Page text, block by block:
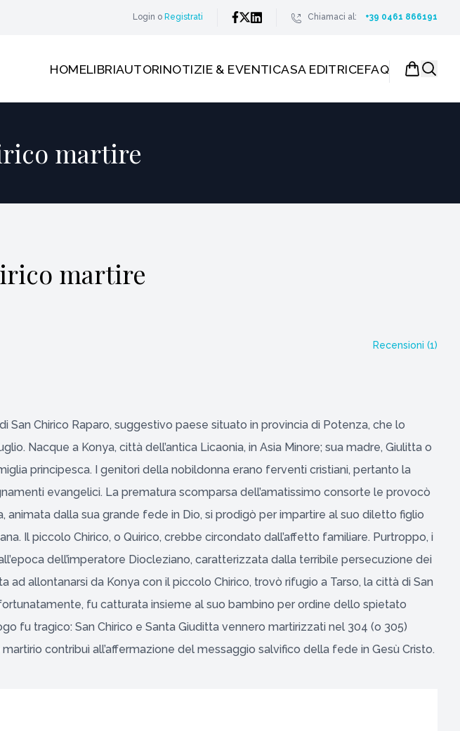
Login o Registrati Chiamaci al: +39 0461 866191
HOMELIBRIAUTORINOTIZIE & EVENTICASA EDITRICEFAQ
martire
martire
Recensioni (1)
San Chirico Raparo, suggestivo paese situato in provincia di Potenza, che lo
Nacque a Konya, città dell’antica Licaonia, in Asia Minore; sua madre, Giulitta o
principesca. I genitori della nobildonna erano ferventi cristiani, pertanto la
evangelici. La prematura scomparsa dell’amatissimo consorte le provocò
animata dalla sua grande fede in Dio, si prodigò per impartire al suo diletto figlio
Il piccolo Chirico, o Quirico, crebbe circondato dall’affetto familiare. Purtroppo, i
dell’imperatore Diocleziano, caratterizzata dalla terribile persecuzione dei
ad allontanarsi da Konya con il piccolo Chirico, trovò rifugio a Tarso, la città di San
fu catturata insieme al suo bambino per ordine dello spietato
fu tragico: San Chirico e Santa Giuditta vennero martirizzati nel 304 (o 305)
martirio contribuì all’affermazione del messaggio salvifico della fede in Gesù Cristo.